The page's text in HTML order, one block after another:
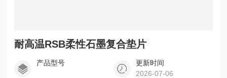
耐高温RSB柔性石墨复合垫片
产品型号
更新时间
2026-07-06